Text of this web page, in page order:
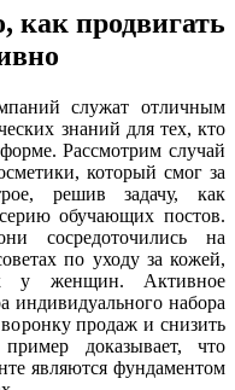
как продвигать
служат отличным
знаний для тех, кто
Рассмотрим случай
который смог за
решив задачу, как
обучающих постов.
сосредоточились на
по уходу за кожей,
у женщин. Активное
индивидуального набора
воронку продаж и снизить
доказывает, что
являются фундаментом